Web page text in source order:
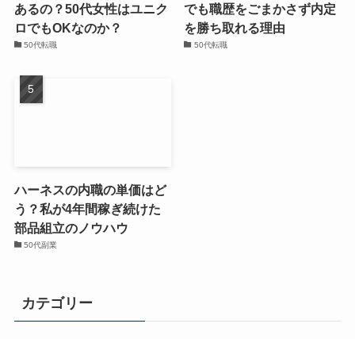
あるの？50代女性はユニク
ロでもOKなのか？
50代転職
でも職歴をごまかさず内定
を勝ち取れる理由
50代転職
ハーネスの内職の単価はど
う？私が4年間稼ぎ続けた
部品組立のノウハウ
50代副業
カテゴリー